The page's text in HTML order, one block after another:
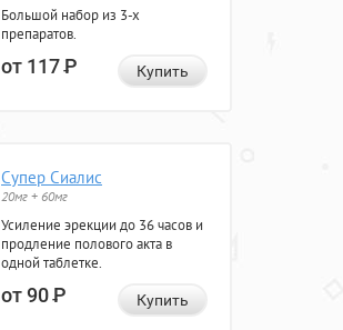
Большой набор из 3-х
препаратов.
от 117Р Купить
Супер Сиалис
20мг + 60мг
Усиление эрекции до 36 часов и
продление полового акта в
одной таблетке.
от 90Р Купить